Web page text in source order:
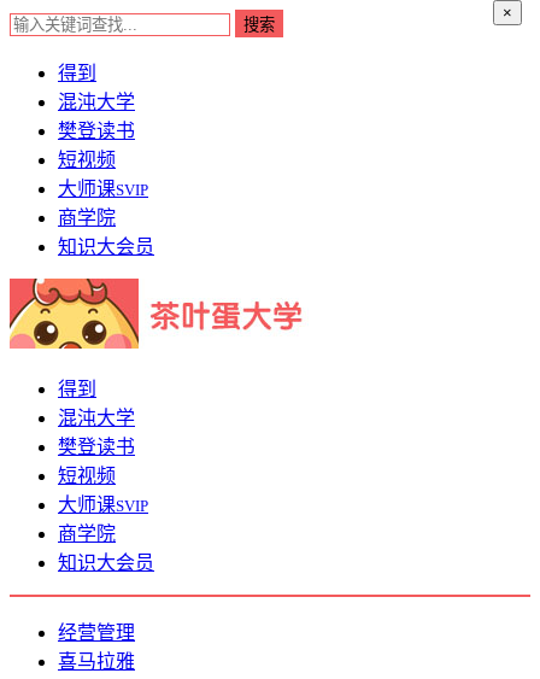
×
得到
混沌大学
樊登读书
短视频
大师课SVIP
商学院
知识大会员
得到
混沌大学
樊登读书
短视频
大师课SVIP
商学院
知识大会员
经营管理
喜马拉雅